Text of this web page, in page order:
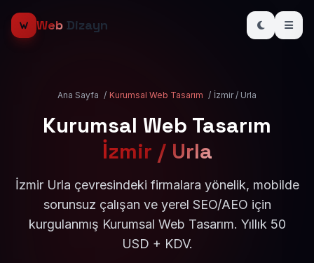
Web Dizayn
Ana Sayfa / Kurumsal Web Tasarım / İzmir / Urla
Kurumsal Web Tasarım
İzmir / Urla
İzmir Urla çevresindeki firmalara yönelik, mobilde
sorunsuz çalışan ve yerel SEO/AEO için
kurgulanmış Kurumsal Web Tasarım. Yıllık 50
USD + KDV.